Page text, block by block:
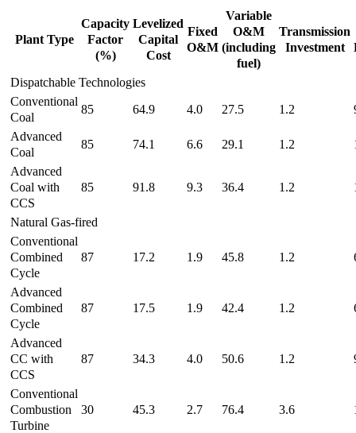
Plant Type
Capacity
Factor
(%)
Levelized
Capital
Cost
Fixed
O&M
Variable
O&M
(including
fuel)
Transmission
Investment
Dispatchable Technologies
Conventional
Coal
85 64.9 4.0 27.5 1.2
Advanced
Coal
85 74.1 6.6 29.1 1.2
Advanced
Coal with
CCS
85 91.8 9.3 36.4 1.2
Natural Gas-fired
Conventional
Combined
Cycle
87 17.2 1.9 45.8 1.2
Advanced
Combined
Cycle
87 17.5 1.9 42.4 1.2
Advanced
CC with
CCS
87 34.3 4.0 50.6 1.2
Conventional
Combustion
Turbine
30 45.3 2.7 76.4 3.6